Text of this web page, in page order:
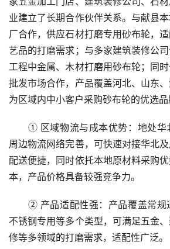
业建立了长期合作伙伴关系。与献县
厂合作，供应石材打磨专用砂布轮，
艺品的打磨需求；与多家建筑装修公
工程中金属、木材打磨用砂布轮；同
批发市场合作，产品覆盖河北、山东
为区域内中小客户采购砂布轮的优选品
① 区域物流与成本优势：地处华北
周边物流网络完善，可快速对接华北
配送便捷，同时依托本地原材料采购
本，产品价格具备较强竞争力。
② 产品适配性强：产品覆盖常规通
不锈钢专用等多个类型，可满足五金
修等多领域的打磨需求，适配性广泛。